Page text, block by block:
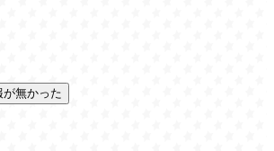
無かった